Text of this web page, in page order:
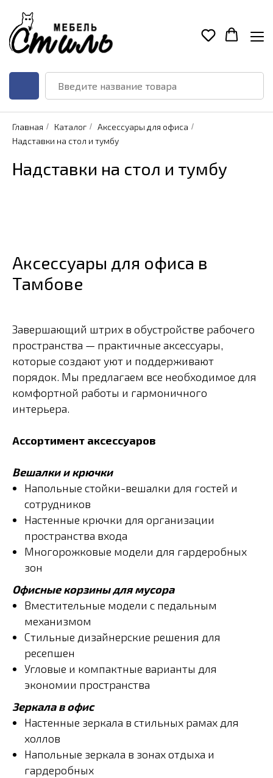
Главная / Каталог / Аксессуары для офиса /
Надставки на стол и тумбу
Надставки на стол и тумбу
Аксессуары для офиса в
Тамбове
Завершающий штрих в обустройстве рабочего
пространства — практичные аксессуары,
которые создают уют и поддерживают
порядок. Мы предлагаем все необходимое для
комфортной работы и гармоничного
интерьера.
Ассортимент аксессуаров
Вешалки и крючки
Напольные стойки-вешалки для гостей и
сотрудников
Настенные крючки для организации
пространства входа
Многорожковые модели для гардеробных
зон
Офисные корзины для мусора
Вместительные модели с педальным
механизмом
Стильные дизайнерские решения для
ресепшен
Угловые и компактные варианты для
экономии пространства
Зеркала в офис
Настенные зеркала в стильных рамах для
холлов
Напольные зеркала в зонах отдыха и
гардеробных